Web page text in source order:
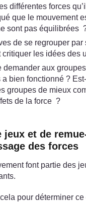
différentes forces
que le mouvement
sont pas équilibrées
de se regrouper par
les idées des
demander aux
a bien fonctionné ?
groupes de mieux
de la force ?
et de
des forces
font partie des
pour déterminer